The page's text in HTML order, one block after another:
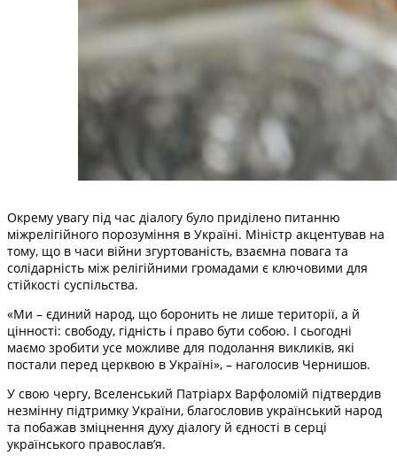
Окрему увагу під час діалогу було приділено питанню
міжрелігійного порозуміння в Україні. Міністр акцентував на
тому, що в часи війни згуртованість, взаємна повага та
солідарність між релігійними громадами є ключовими для
стійкості суспільства.
«Ми – єдиний народ, що боронить не лише території, а й
цінності: свободу, гідність і право бути собою. І сьогодні
маємо зробити усе можливе для подолання викликів, які
постали перед церквою в Україні», – наголосив Чернишов.
У свою чергу, Вселенський Патріарх Варфоломій підтвердив
незмінну підтримку України, благословив український народ
та побажав зміцнення духу діалогу й єдності в серці
українського православ’я.